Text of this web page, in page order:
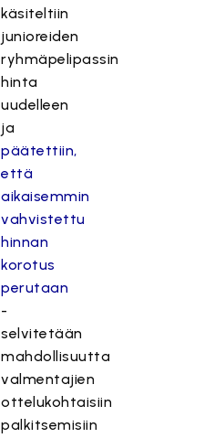
käsiteltiin
junioreiden
ryhmäpelipassin
hinta
uudelleen
ja
päätettiin,
että
aikaisemmin
vahvistettu
hinnan
korotus
perutaan
-
selvitetään
mahdollisuutta
valmentajien
ottelukohtaisiin
palkitsemisiin